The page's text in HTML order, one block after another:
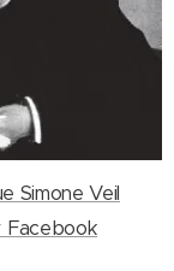
Simone Veil
Facebook